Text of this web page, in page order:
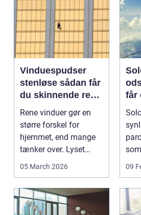
Vinduespudser
stenløse sådan får
du skinnende rene
ruder året rundt
Rene vinduer gør en
større forskel for
hjemmet, end mange
tænker over. Lyset
falder anderledes ind,
05 March 2026
får
09